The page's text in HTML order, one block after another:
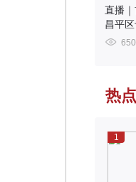
直播
昌平
热点
1